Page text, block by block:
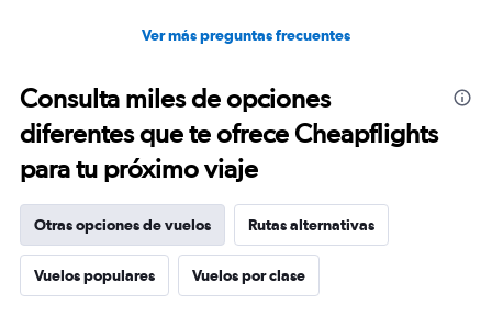
Ver más preguntas frecuentes
Consulta miles de opciones
diferentes que te ofrece Cheapflights
para tu próximo viaje
Otras opciones de vuelos Rutas alternativas
Vuelos populares Vuelos por clase